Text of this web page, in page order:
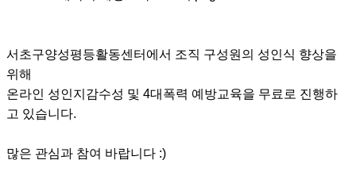
서초구양성평등활동센터에서 조직 구성원의 성인식 향상을
위해
온라인 성인지감수성 및 4대폭력 예방교육을 무료로 진행하
고 있습니다.
많은 관심과 참여 바랍니다 :)